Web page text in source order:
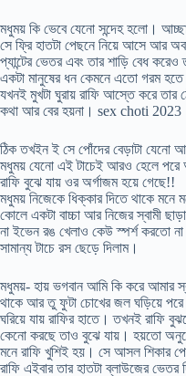
মধুময় কি ভেবে যেনো সন্দেহ হলো।
সে ফ্রি হাতটা পেছনে নিয়ে আসে আর
প্যান্টের ভেতর এবং তার শাড়ি বেধ
একটা মানুষের ধন কেমনে এতো গরম হতে
যখনই মুখটা ঘুরায় রাফি আস্তে করে
কথা আর বের হয়না। sex choti 2023
ঠিক তখইন ই সে পোঁদের বেড়াটা
মধুময় যেনো এই টাচেই আরও হেলে
রাফি বুঝে যায় ওর অর্গাজম হয়ে গেছে!!
মধুময় নিজেকে ধিক্কার দিতে থাকে
কোলে একটা বাচ্চা আর নিজের স্বামী
না ইভেন রঙ খেলাও কেউ স্পর্শ করতো
সামান্য টাচে রস ছেড়ে দিলাম।
মধুময়- হায় ভগবান আমি কি করে আমার
থাকে আর তু ফুটা চোখের জল ঘড়িয়ে
ঘরিয়ে যায় রাফির হাতে। তখনই রাফি
কেনো করছে তাও বুঝে যায়। হয়তো
মনে রাফি খুশিই হয়। সে আসল শিকার
রাফি এইবার তার হাতটা ব্লাউজের ভেতর